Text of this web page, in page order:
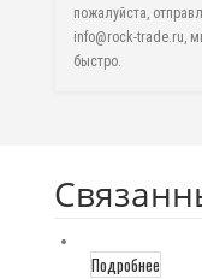
пожалуйста,
info@rock-trade.ru,
быстро.
Подробнее